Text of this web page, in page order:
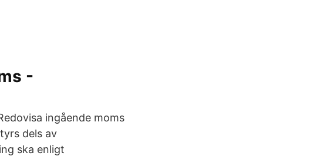
-
ingående moms
dels av
ska enligt